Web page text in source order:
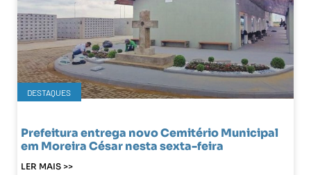
DESTAQUES
Prefeitura entrega novo Cemitério Municipal
em Moreira César nesta sexta-feira
LER MAIS >>